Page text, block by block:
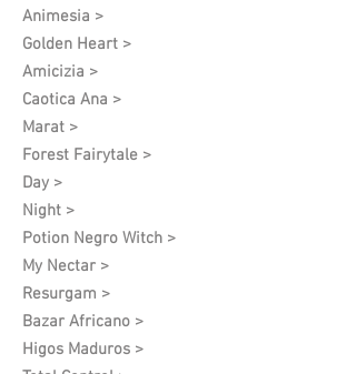
Animesia >
Golden Heart >
Amicizia >
Caotica Ana >
Marat >
Forest Fairytale >
Day >
Night >
Potion Negro Witch >
My Nectar >
Resurgam >
Bazar Africano >
Higos Maduros >